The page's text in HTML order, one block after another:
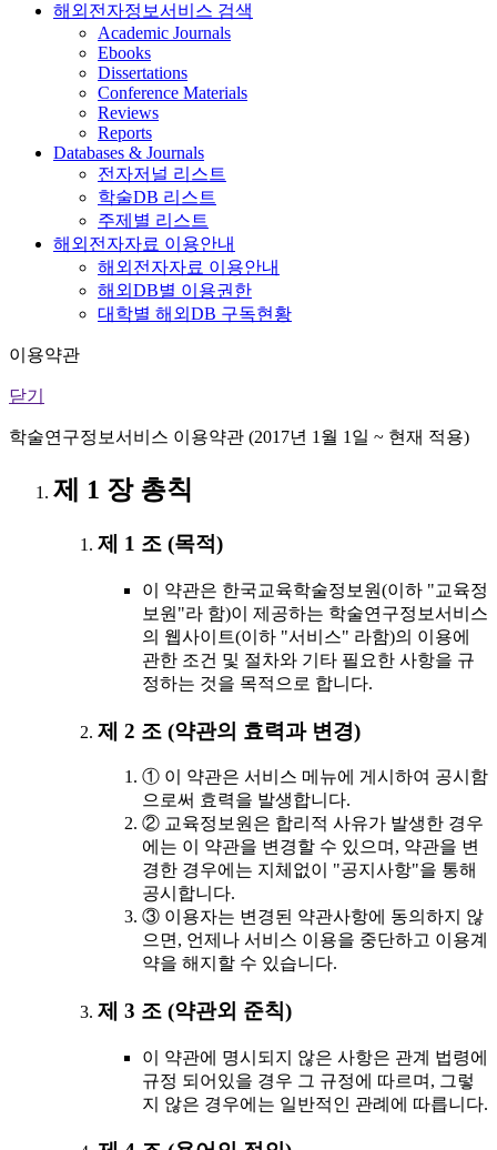
해외전자정보서비스 검색
Academic Journals
Ebooks
Dissertations
Conference Materials
Reviews
Reports
Databases & Journals
전자저널 리스트
학술DB 리스트
주제별 리스트
해외전자자료 이용안내
해외전자자료 이용안내
해외DB별 이용권한
대학별 해외DB 구독현황
이용약관
닫기
학술연구정보서비스 이용약관 (2017년 1월 1일 ~ 현재 적용)
제 1 장 총칙
제 1 조 (목적)
이 약관은 한국교육학술정보원(이하 "교육정
보원"라 함)이 제공하는 학술연구정보서비스
의 웹사이트(이하 "서비스" 라함)의 이용에
관한 조건 및 절차와 기타 필요한 사항을 규
정하는 것을 목적으로 합니다.
제 2 조 (약관의 효력과 변경)
① 이 약관은 서비스 메뉴에 게시하여 공시함
으로써 효력을 발생합니다.
② 교육정보원은 합리적 사유가 발생한 경우
에는 이 약관을 변경할 수 있으며, 약관을 변
경한 경우에는 지체없이 "공지사항"을 통해
공시합니다.
③ 이용자는 변경된 약관사항에 동의하지 않
으면, 언제나 서비스 이용을 중단하고 이용계
약을 해지할 수 있습니다.
제 3 조 (약관외 준칙)
이 약관에 명시되지 않은 사항은 관계 법령에
규정 되어있을 경우 그 규정에 따르며, 그렇
지 않은 경우에는 일반적인 관례에 따릅니다.